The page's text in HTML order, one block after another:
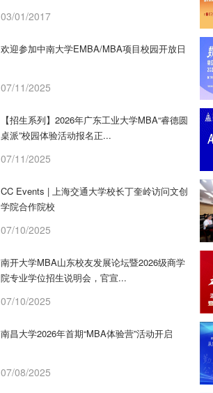
03/01/2017
欢迎参加中南大学EMBA/MBA项目校园开放日
07/11/2025
【招生系列】2026年广东工业大学MBA“睿德圆
桌派”校园体验活动报名正...
07/11/2025
CC Events | 上海交通大学校长丁奎岭访问文创
学院合作院校
07/10/2025
南开大学MBA山东校友发展论坛暨2026级商学
院专业学位招生说明会，官宣...
07/10/2025
南昌大学2026年首期“MBA体验营”活动开启
07/08/2025